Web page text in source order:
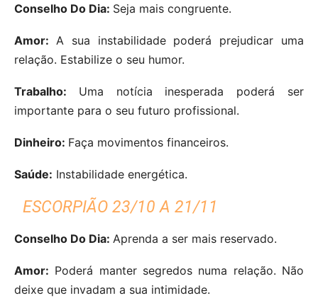
Conselho Do Dia: Seja mais congruente.
Amor: A sua instabilidade poderá prejudicar uma
relação. Estabilize o seu humor.
Trabalho: Uma notícia inesperada poderá ser
importante para o seu futuro profissional.
Dinheiro: Faça movimentos financeiros.
Saúde: Instabilidade energética.
ESCORPIÃO 23/10 A 21/11
Conselho Do Dia: Aprenda a ser mais reservado.
Amor: Poderá manter segredos numa relação. Não
deixe que invadam a sua intimidade.